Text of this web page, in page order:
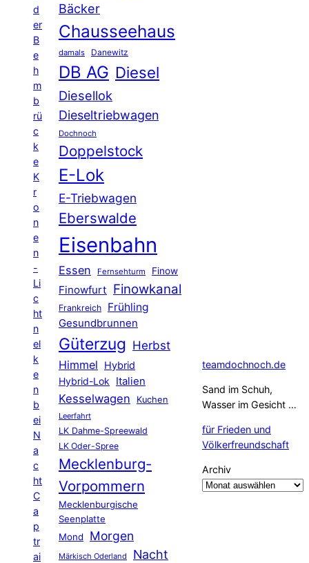
d
er
B
e
h
m
b
rü
c
k
e
K
r
o
n
e
n
-
Li
c
ht
n
el
k
e
n
b
ei
N
a
c
ht
C
a
p
tr
ai
Bäcker
Chausseehaus
damals Danewitz
DB AG Diesel
Diesellok
Dieseltriebwagen
Dochnoch
Doppelstock
E-Lok
E-Triebwagen
Eberswalde
Eisenbahn
Essen Fernsehturm Finow
Finowfurt Finowkanal
Frankreich Frühling
Gesundbrunnen
Güterzug Herbst
Himmel
Hybrid
Hybrid-Lok Italien
Kesselwagen Kuchen
Leerfahrt
LK Dahme-Spreewald
LK Oder-Spree
Mecklenburg-
Vorpommern
Mecklenburgische
Seenplatte
Mond
Morgen
Märkisch Oderland Nacht
teamdochnoch.de
Sand im Schuh,
Wasser im Gesicht …
für Frieden und
Völkerfreundschaft
Archiv